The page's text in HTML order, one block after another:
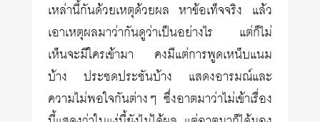
เหล่านี้กันด้วยเหตุด้วยผล หาข้อเท็จจริง แล้ว
เอาเหตุผลมาว่ากันดูว่าเป็นอย่างไร แต่ก็ไม่
เห็นจะมีใครเข้ามา คงมีแต่การพูดเหน็บแนม
บ้าง ประชดประชันบ้าง แสดงอารมณ์และ
ความไม่พอใจกันต่างๆ ซึ่งอาตมาว่าไม่เข้าเรื่อง